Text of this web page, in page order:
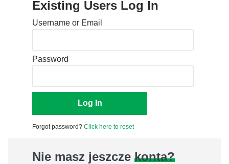
Existing Users Log In
Username or Email
Password
Forgot password? Click here to reset
Nie masz jeszcze konta?